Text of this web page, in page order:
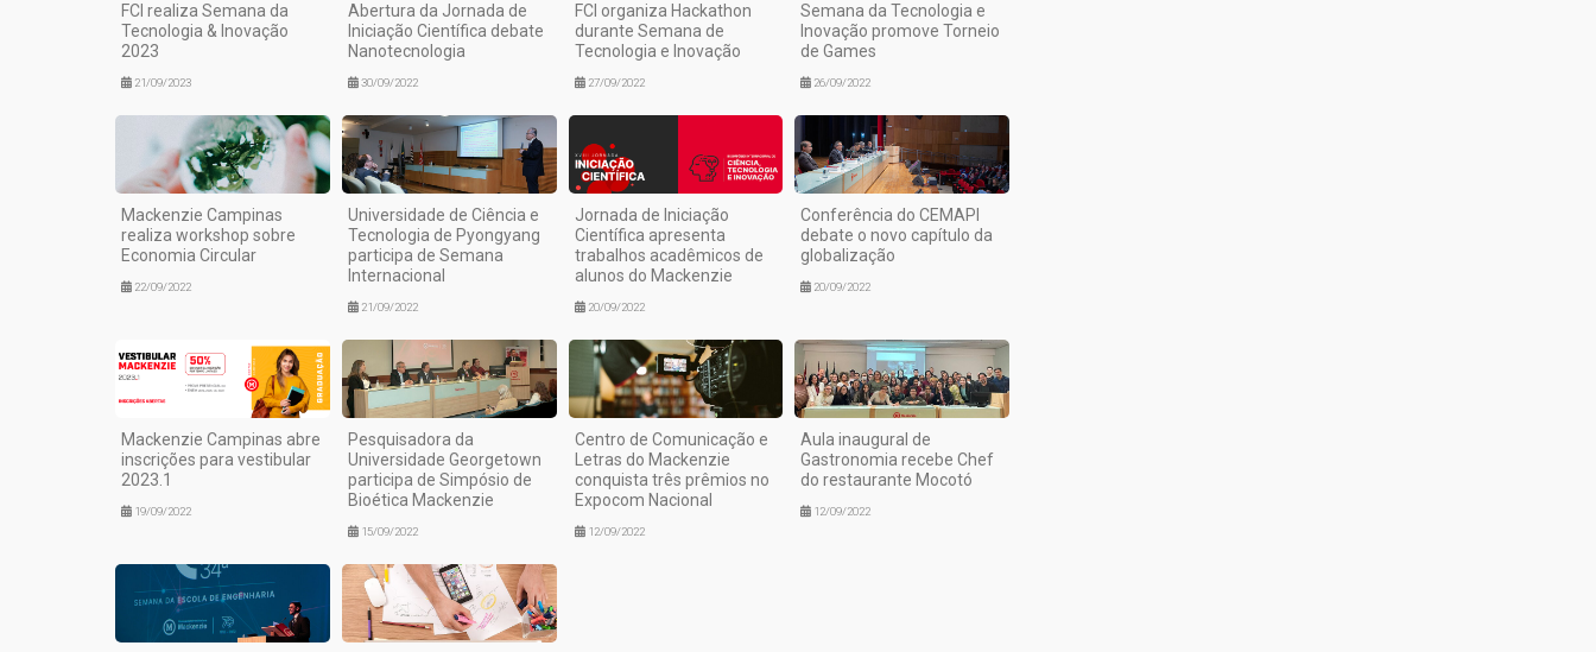
FCI realiza Semana da
Tecnologia & Inovação
2023
21/09/2023
Abertura da Jornada de
Iniciação Científica debate
Nanotecnologia
30/09/2022
FCI organiza Hackathon
durante Semana de
Tecnologia e Inovação
27/09/2022
Semana da Tecnologia e
Inovação promove Torneio
de Games
26/09/2022
Mackenzie Campinas
realiza workshop sobre
Economia Circular
22/09/2022
Universidade de Ciência e
Tecnologia de Pyongyang
participa de Semana
Internacional
21/09/2022
Jornada de Iniciação
Científica apresenta
trabalhos acadêmicos de
alunos do Mackenzie
20/09/2022
Conferência do CEMAPI
debate o novo capítulo da
globalização
20/09/2022
Mackenzie Campinas abre
inscrições para vestibular
2023.1
19/09/2022
Pesquisadora da
Universidade Georgetown
participa de Simpósio de
Bioética Mackenzie
15/09/2022
Centro de Comunicação e
Letras do Mackenzie
conquista três prêmios no
Expocom Nacional
12/09/2022
Aula inaugural de
Gastronomia recebe Chef
do restaurante Mocotó
12/09/2022